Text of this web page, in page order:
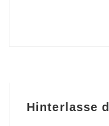
Hinterlasse